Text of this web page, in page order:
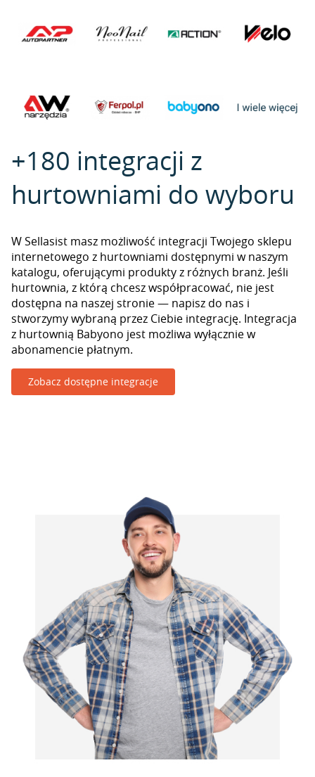
+180 integracji z
hurtowniami do wyboru
W Sellasist masz możliwość integracji Twojego sklepu
internetowego z hurtowniami dostępnymi w naszym
katalogu, oferującymi produkty z różnych branż. Jeśli
hurtownia, z którą chcesz współpracować, nie jest
dostępna na naszej stronie — napisz do nas i
stworzymy wybraną przez Ciebie integrację. Integracja
z hurtownią Babyono jest możliwa wyłącznie w
abonamencie płatnym.
Zobacz dostępne integracje